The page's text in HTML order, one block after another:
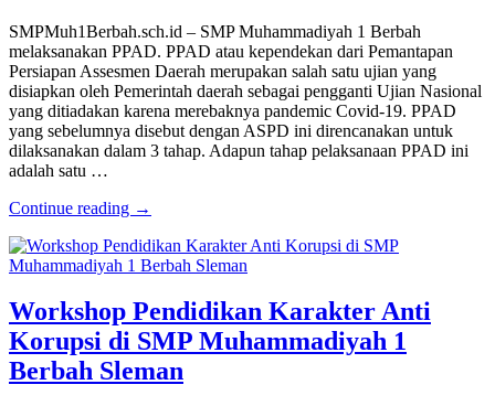
SMPMuh1Berbah.sch.id – SMP Muhammadiyah 1 Berbah
melaksanakan PPAD. PPAD atau kependekan dari Pemantapan
Persiapan Assesmen Daerah merupakan salah satu ujian yang
disiapkan oleh Pemerintah daerah sebagai pengganti Ujian Nasional
yang ditiadakan karena merebaknya pandemic Covid-19. PPAD
yang sebelumnya disebut dengan ASPD ini direncanakan untuk
dilaksanakan dalam 3 tahap. Adapun tahap pelaksanaan PPAD ini
adalah satu …
Continue reading →
Workshop Pendidikan Karakter Anti
Korupsi di SMP Muhammadiyah 1
Berbah Sleman